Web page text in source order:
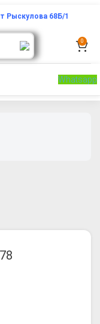
Рыскулова 68Б/1
0
Whatsapp